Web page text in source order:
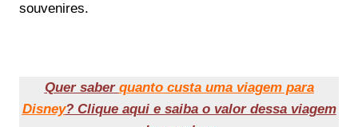
souvenires.
Quer saber quanto custa uma viagem para
Disney? Clique aqui e saiba o valor dessa viagem